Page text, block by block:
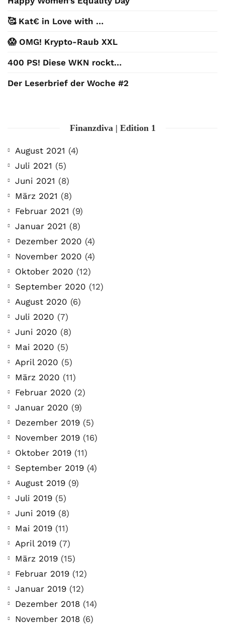
🥰 Kat€ in Love with …
😱 OMG! Krypto-Raub XXL
400 PS! Diese WKN rockt…
Der Leserbrief der Woche #2
Finanzdiva | Edition 1
August 2021 (4)
Juli 2021 (5)
Juni 2021 (8)
März 2021 (8)
Februar 2021 (9)
Januar 2021 (8)
Dezember 2020 (4)
November 2020 (4)
Oktober 2020 (12)
September 2020 (12)
August 2020 (6)
Juli 2020 (7)
Juni 2020 (8)
Mai 2020 (5)
April 2020 (5)
März 2020 (11)
Februar 2020 (2)
Januar 2020 (9)
Dezember 2019 (5)
November 2019 (16)
Oktober 2019 (11)
September 2019 (4)
August 2019 (9)
Juli 2019 (5)
Juni 2019 (8)
Mai 2019 (11)
April 2019 (7)
März 2019 (15)
Februar 2019 (12)
Januar 2019 (12)
Dezember 2018 (14)
November 2018 (6)